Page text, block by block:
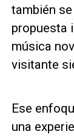
también
propuesta
música
visitante
Ese
una